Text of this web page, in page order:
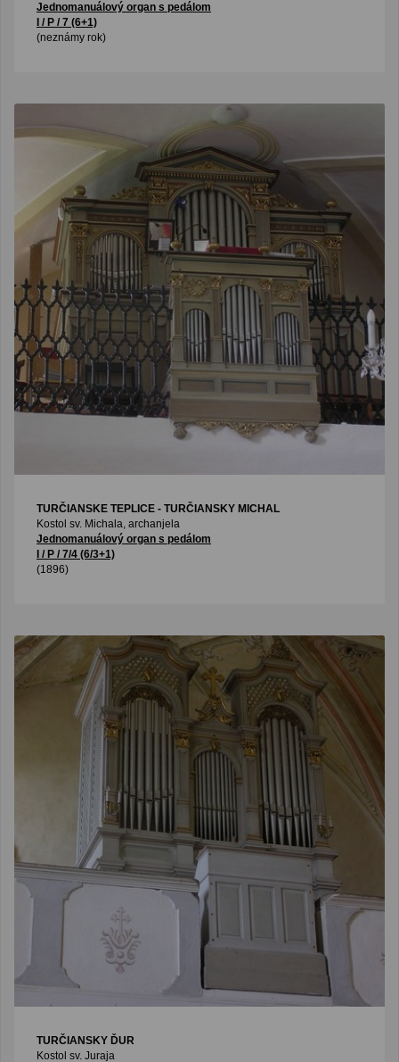
Jednomanuálový organ s pedálom
I / P / 7 (6+1)
(neznámy rok)
TURČIANSKE TEPLICE - TURČIANSKY MICHAL
Kostol sv. Michala, archanjela
Jednomanuálový organ s pedálom
I / P / 7/4 (6/3+1)
(1896)
TURČIANSKY ĎUR
Kostol sv. Juraja